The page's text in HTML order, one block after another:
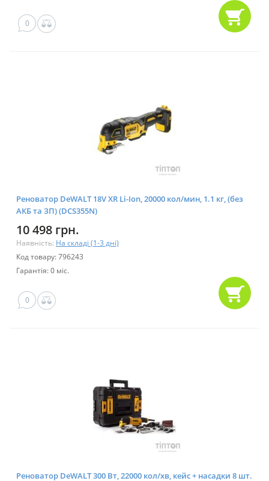
0
Реноватор DeWALT 18V XR Li-Ion, 20000 кол/мин, 1.1 кг, (без
АКБ та ЗП) (DCS355N)
10 498 грн.
Наявність: На складі (1-3 дні)
Код товару: 796243
Гарантія: 0 міс.
0
Реноватор DeWALT 300 Bт, 22000 кол/хв, кейс + насадки 8 шт.